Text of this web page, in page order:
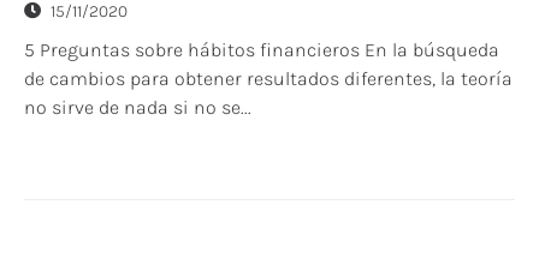
15/11/2020
5 Preguntas sobre hábitos financieros En la búsqueda
de cambios para obtener resultados diferentes, la teoría
no sirve de nada si no se...